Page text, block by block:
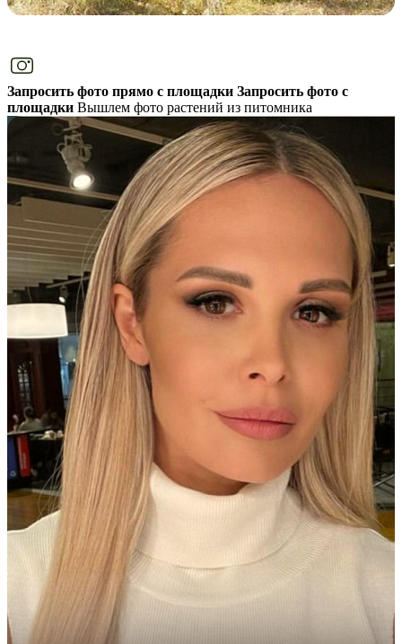
Запросить фото прямо с площадки Запросить фото с
площадки Вышлем фото растений из питомника